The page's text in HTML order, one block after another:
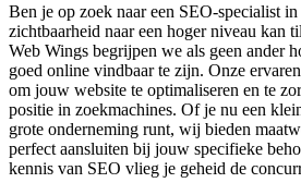
Ben je op zoek naar een SEO-specialist
zichtbaarheid naar een hoger niveau kan
Web Wings begrijpen we als geen ander
goed online vindbaar te zijn. Onze
om jouw website te optimaliseren en te
positie in zoekmachines. Of je nu een
grote onderneming runt, wij bieden
perfect aansluiten bij jouw specifieke
kennis van SEO vlieg je geheid de